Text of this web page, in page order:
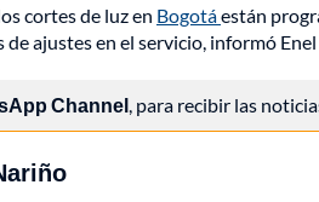
cortes de luz en Bogotáestán
de ajustes en el servicio, informó
Channel, para recibir las